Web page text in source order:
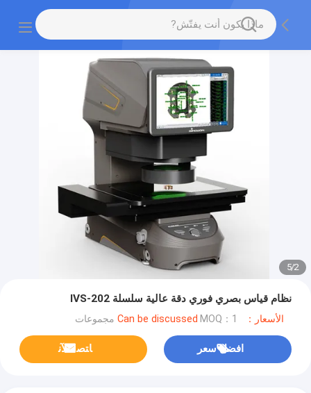
2
/
5
نظام قياس بصري فوري دقة عالية سلسلة IVS-202
الأسعار：Can be discussed MOQ：1 مجموعات
افضل سعر ﺎﺘﺼﻟ ﺍﻶﻧ